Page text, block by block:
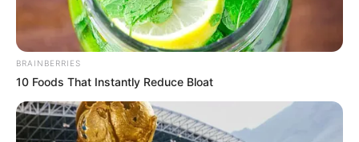
BRAINBERRIES
10 Foods That Instantly Reduce Bloat